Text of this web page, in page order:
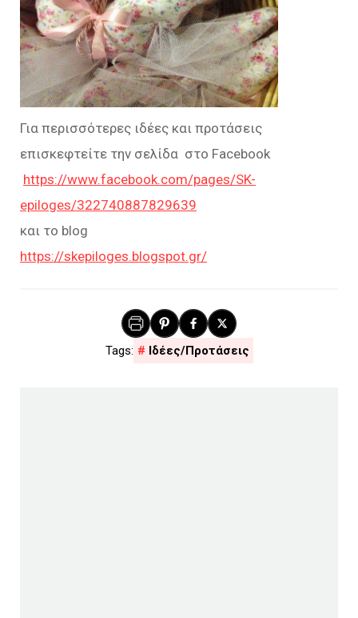
Για περισσότερες ιδέες και προτάσεις
επισκεφτείτε την σελίδα στο Facebook
https://www.facebook.com/pages/SK-
epiloges/322740887829639
και το blog
https://skepiloges.blogspot.gr/
Ιδέες/Προτάσεις